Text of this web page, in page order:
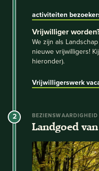
activiteiten
Vrijwilliger
We zijn als
nieuwe vrijwilligers!
hieronder).
Vrijwilligerswerk
2 BEZIENSWAARDIGHEID
Landgoed